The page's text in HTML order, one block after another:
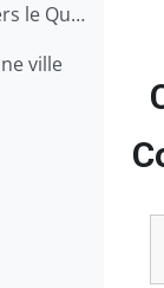
Déplacement à travers le Québec
ville